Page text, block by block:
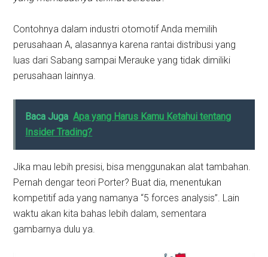
Contohnya dalam industri otomotif Anda memilih
perusahaan A, alasannya karena rantai distribusi yang
luas dari Sabang sampai Merauke yang tidak dimiliki
perusahaan lainnya.
Baca Juga Apa yang Harus Kamu Ketahui tentang
Insider Trading?
Jika mau lebih presisi, bisa menggunakan alat tambahan.
Pernah dengar teori Porter? Buat dia, menentukan
kompetitif ada yang namanya “5 forces analysis”. Lain
waktu akan kita bahas lebih dalam, sementara
gambarnya dulu ya.